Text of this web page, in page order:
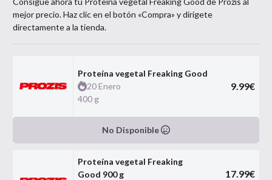
mejor precio. Haz clic en el botón «Compra» y dirígete
directamente a la tienda.
Proteína vegetal Freaking Good
20 Enero
400 g
9.99€
No Disponible
Proteína vegetal Freaking
Good 900 g
17.99€